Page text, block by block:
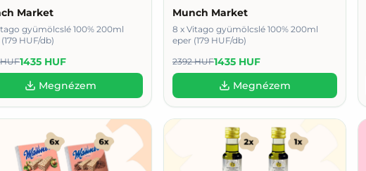
Market
gyümölcslé 100% 200ml
HUF/db)
1435 HUF
Megnézem
Munch Market
8 x Vitago gyümölcslé 100% 200ml
eper (179 HUF/db)
2392 HUF1435 HUF
Megnézem